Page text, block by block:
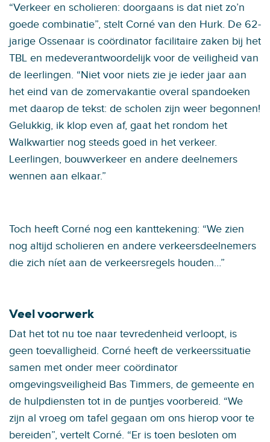
“Verkeer en scholieren: doorgaans is dat niet zo’n
goede combinatie”, stelt Corné van den Hurk. De 62-
jarige Ossenaar is coördinator facilitaire zaken bij het
TBL en medeverantwoordelijk voor de veiligheid van
de leerlingen. “Niet voor niets zie je ieder jaar aan
het eind van de zomervakantie overal spandoeken
met daarop de tekst: de scholen zijn weer begonnen!
Gelukkig, ik klop even af, gaat het rondom het
Walkwartier nog steeds goed in het verkeer.
Leerlingen, bouwverkeer en andere deelnemers
wennen aan elkaar.”
Toch heeft Corné nog een kanttekening: “We zien
nog altijd scholieren en andere verkeersdeelnemers
die zich níet aan de verkeersregels houden…”
Veel voorwerk
Dat het tot nu toe naar tevredenheid verloopt, is
geen toevalligheid. Corné heeft de verkeerssituatie
samen met onder meer coördinator
omgevingsveiligheid Bas Timmers, de gemeente en
de hulpdiensten tot in de puntjes voorbereid. “We
zijn al vroeg om tafel gegaan om ons hierop voor te
bereiden”, vertelt Corné. “Er is toen besloten om